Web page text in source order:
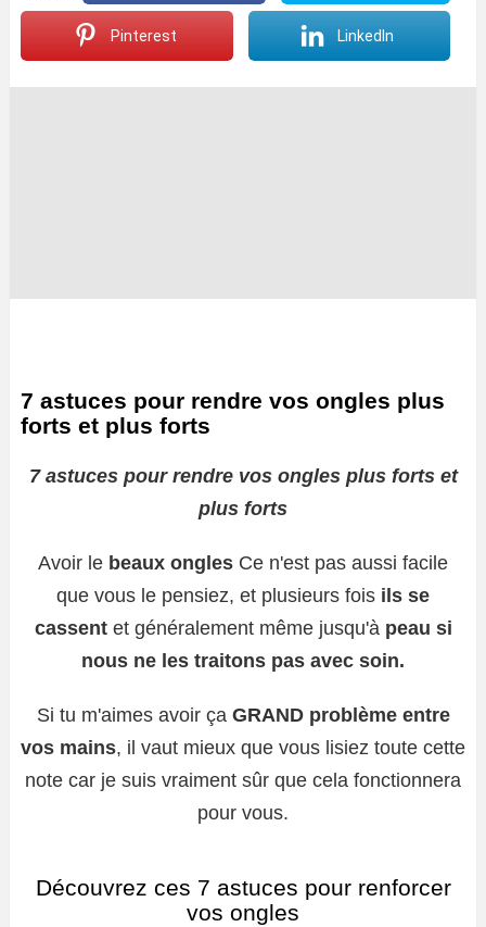
Pinterest LinkedIn
7 astuces pour rendre vos ongles plus
forts et plus forts
7 astuces pour rendre vos ongles plus forts et
plus forts
Avoir le beaux ongles Ce n'est pas aussi facile
que vous le pensiez, et plusieurs fois ils se
cassentet généralement même jusqu'à peau si
nous ne les traitons pas avec soin.
Si tu m'aimes avoir ça GRAND problème entre
vos mains, il vaut mieux que vous lisiez toute cette
note car je suis vraiment sûr que cela fonctionnera
pour vous.
Découvrez ces 7 astuces pour renforcer
vos ongles